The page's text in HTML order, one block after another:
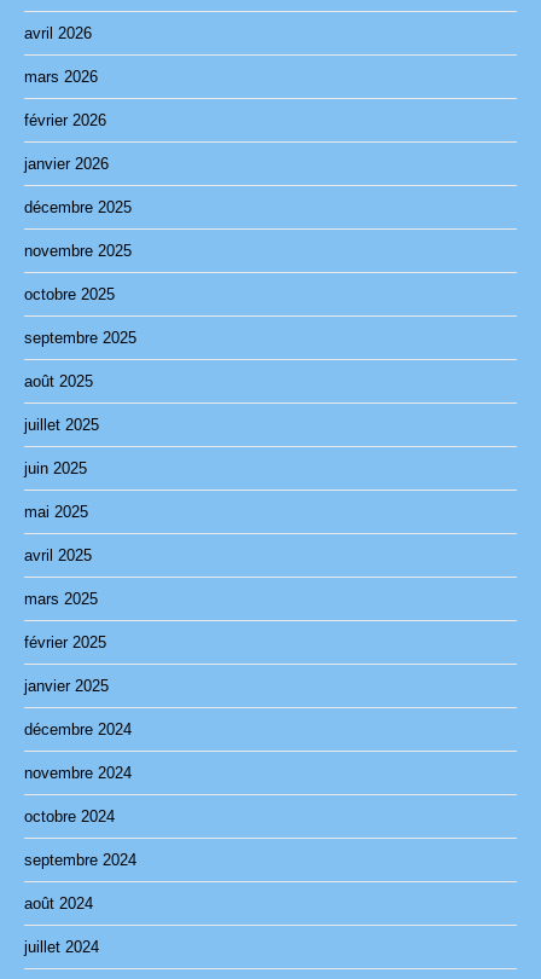
avril 2026
mars 2026
février 2026
janvier 2026
décembre 2025
novembre 2025
octobre 2025
septembre 2025
août 2025
juillet 2025
juin 2025
mai 2025
avril 2025
mars 2025
février 2025
janvier 2025
décembre 2024
novembre 2024
octobre 2024
septembre 2024
août 2024
juillet 2024